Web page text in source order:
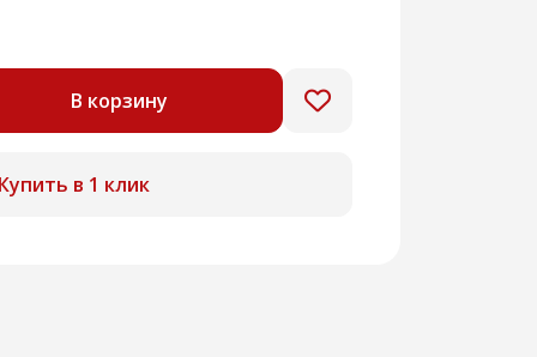
В корзину
Купить в 1 клик